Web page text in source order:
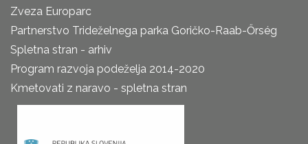
Zveza Europarc
Partnerstvo Trideželnega parka Goričko-Raab-Őrség
Spletna stran - arhiv
Program razvoja podeželja 2014-2020
Kmetovati z naravo - spletna stran